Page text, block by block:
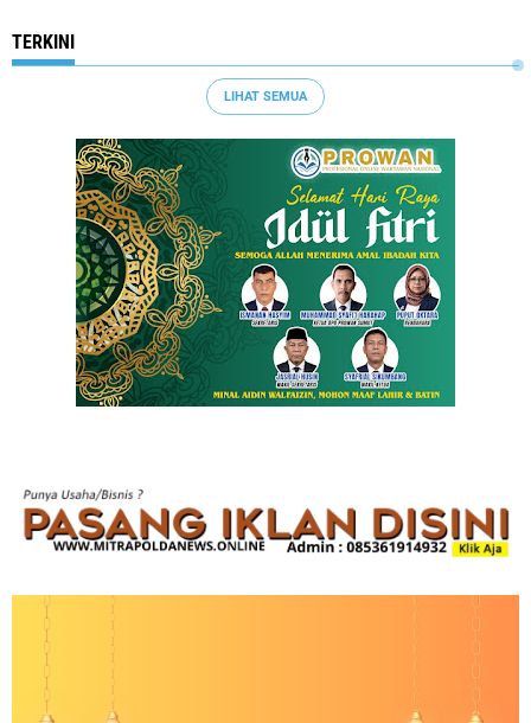
TERKINI
LIHAT SEMUA